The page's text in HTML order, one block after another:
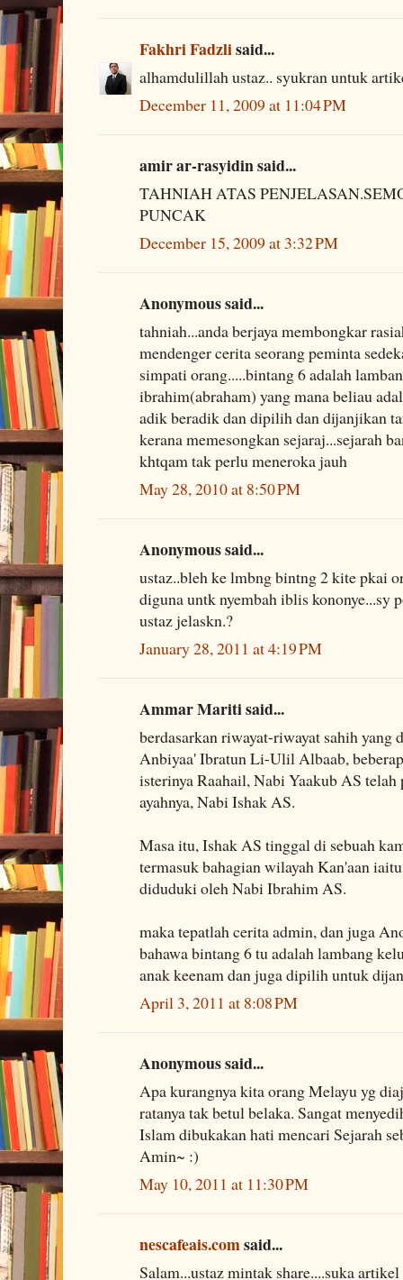
Fakhri Fadzlisaid...
alhamdulillah ustaz.. syukran untuk
December 11, 2009 at 11:04 PM
amir ar-rasyidin said...
TAHNIAH ATAS
PUNCAK
December 15, 2009 at 3:32 PM
Anonymous said...
tahniah...anda berjaya membongkar
mendenger cerita seorang peminta
simpati orang.....bintang 6 adalah
ibrahim(abraham) yang mana beliau
adik beradik dan dipilih dan dijanjikan
kerana memesongkan sejaraj...sejarah
khtqam tak perlu meneroka jauh
May 28, 2010 at 8:50 PM
Anonymous said...
ustaz..bleh ke lmbng bintng 2 kite pkai
diguna untk nyembah iblis kononye...sy
ustaz jelaskn.?
January 28, 2011 at 4:19 PM
Ammar Mariti said...
berdasarkan riwayat-riwayat sahih yang
Anbiyaa' Ibratun Li-Ulil Albaab,
isterinya Raahail, Nabi Yaakub AS
ayahnya, Nabi Ishak AS.
Masa itu, Ishak AS tinggal di sebuah
termasuk bahagian wilayah Kan'aan
diduduki oleh Nabi Ibrahim AS.
maka tepatlah cerita admin, dan juga
bahawa bintang 6 tu adalah lambang
anak keenam dan juga dipilih untuk
April 3, 2011 at 8:08 PM
Anonymous said...
Apa kurangnya kita orang Melayu yg
ratanya tak betul belaka. Sangat
Islam dibukakan hati mencari Sejarah
Amin~ :)
May 10, 2011 at 11:30 PM
nescafeais.comsaid...
Salam...ustaz mintak share....suka